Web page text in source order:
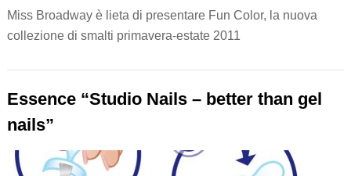
Miss Broadway è lieta di presentare Fun Color, la nuova
collezione di smalti primavera-estate 2011
Essence “Studio Nails – better than gel
nails”